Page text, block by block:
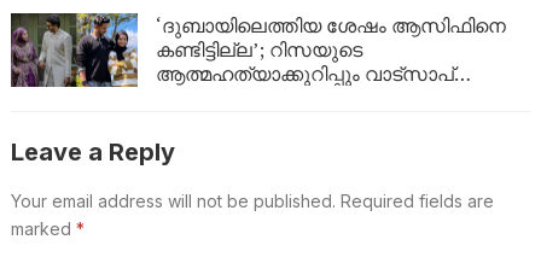
‘ദുബായിലെത്തിയ ശേഷം ആസിഫിനെ
കണ്ടിട്ടില്ല’; റിസയുടെ
ആത്മഹത്യാക്കുറിപ്പും വാട്സാപ്
Leave a Reply
Your email address will not be published. Required fields are
marked *